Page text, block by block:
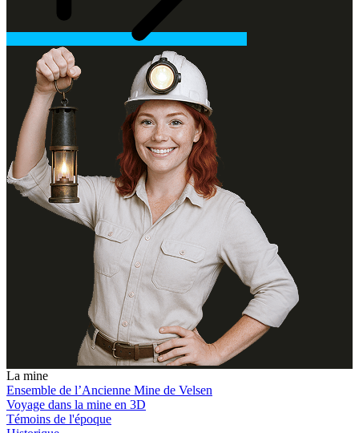
La mine
Ensemble de l’Ancienne Mine de Velsen
Voyage dans la mine en 3D
Témoins de l'époque